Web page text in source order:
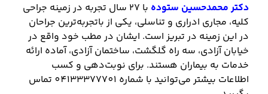
دکتر محمدحسین ستوده
با 27 سال تجربه در زمینه جراحی
کلیه، مجاری ادراری و تناسلی، یکی از باتجربه‌ترین جراحان
در این زمینه در تبریز است. ایشان در مطب خود واقع در
خیابان آزادی، سه راه گلگشت، ساختمان آزادی، آماده ارائه
خدمات به بیماران هستند. برای نوبت‌دهی و کسب
اطلاعات بیشتر می‌توانید با شماره 04133377701 تماس